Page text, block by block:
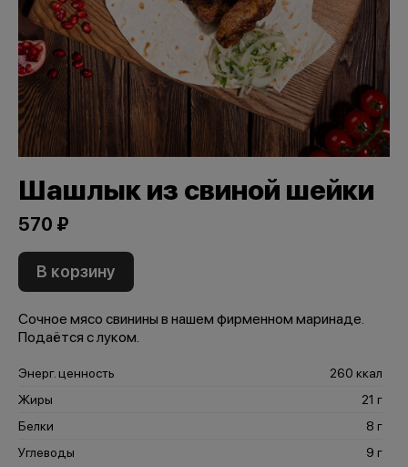
Шашлык из свиной шейки
570 ₽
В корзину
Сочное мясо свинины в нашем фирменном маринаде.
Подаётся с луком.
Энерг. ценность
260 ккал
Жиры
21 г
Белки
8 г
Углеводы
9 г